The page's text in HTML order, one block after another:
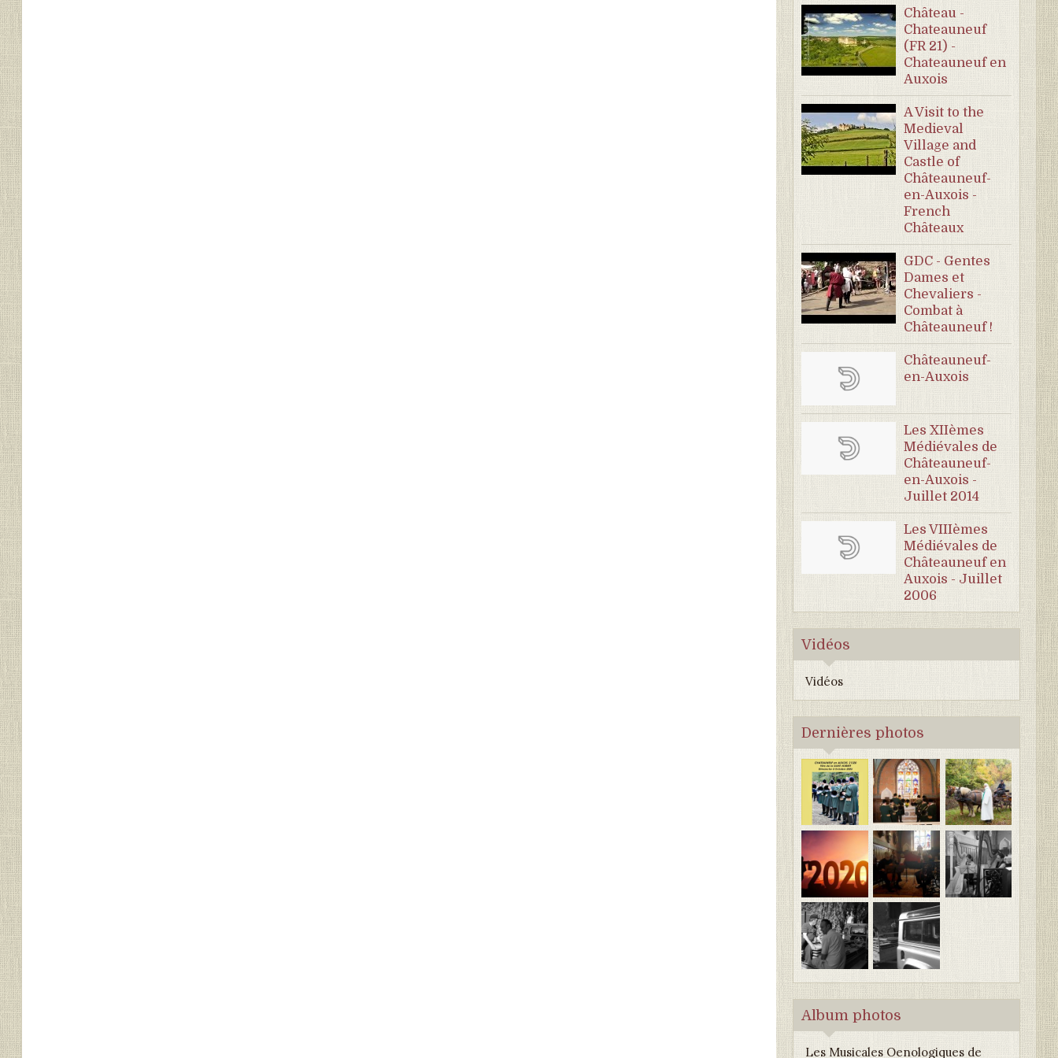
Château -
Chateauneuf
(FR 21) -
Chateauneuf en
Auxois
A Visit to the
Medieval
Village and
Castle of
Châteauneuf-
en-Auxois -
French
Châteaux
GDC - Gentes
Dames et
Chevaliers -
Combat à
Châteauneuf !
Châteauneuf-
en-Auxois
Les XIIèmes
Médiévales de
Châteauneuf-
en-Auxois -
Juillet 2014
Les VIIIèmes
Médiévales de
Châteauneuf en
Auxois - Juillet
2006
Vidéos
Vidéos
Dernières photos
Album photos
Les Musicales Oenologiques de